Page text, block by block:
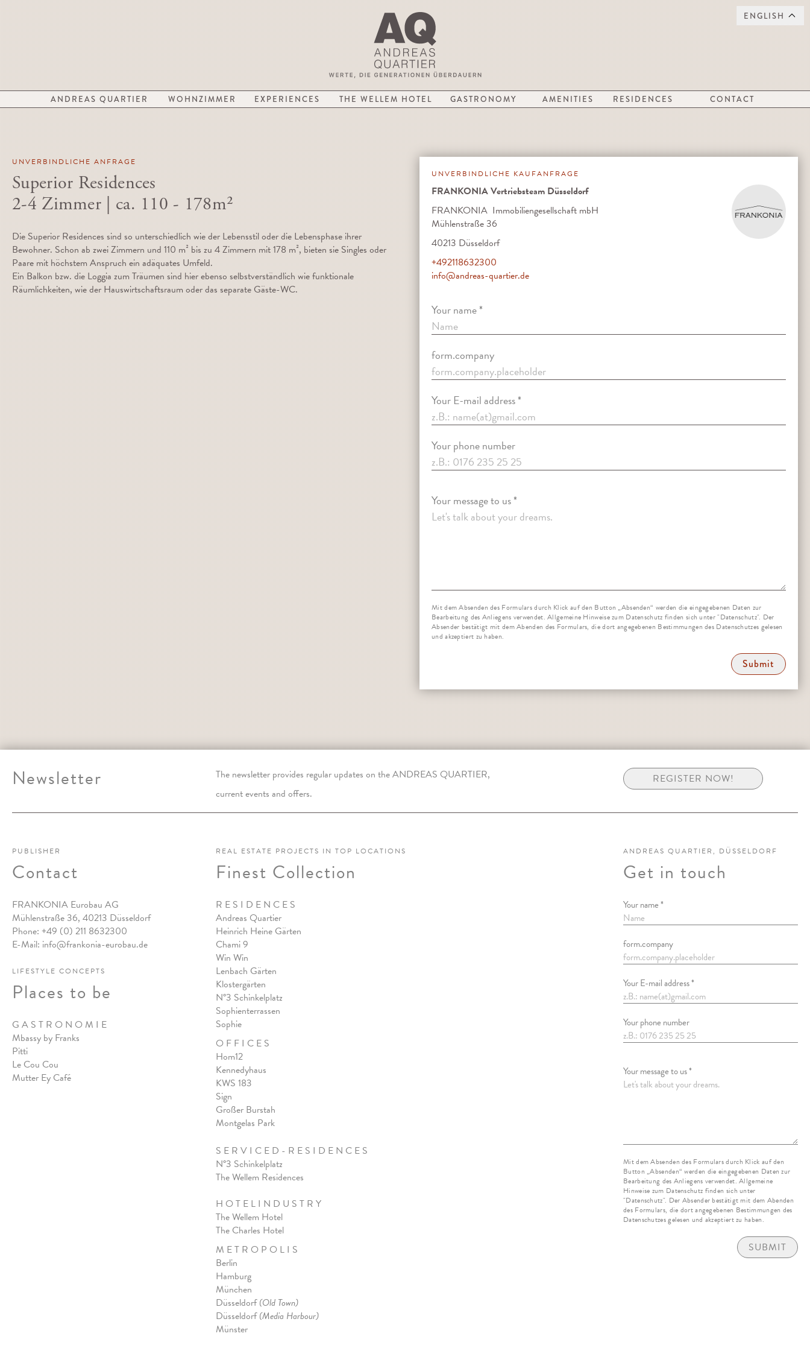
ANDREAS QUARTIER WOHNZIMMER EXPERIENCES THE WELLEM HOTEL GASTRONOMY AMENITIES RESIDENCES CONTACT
ENGLISH
UNVERBINDLICHE ANFRAGE
Superior Residences
2-4 Zimmer | ca. 110 - 178m²
Die Superior Residences sind so unterschiedlich wie der Lebensstil oder die Lebensphase ihrer
Bewohner. Schon ab zwei Zimmern und 110 m² bis zu 4 Zimmern mit 178 m², bieten sie Singles oder
Paare mit höchstem Anspruch ein adäquates Umfeld.
Ein Balkon bzw. die Loggia zum Träumen sind hier ebenso selbstverständlich wie funktionale
Räumlichkeiten, wie der Hauswirtschaftsraum oder das separate Gäste-WC.
UNVERBINDLICHE KAUFANFRAGE
FRANKONIA Vertriebsteam Düsseldorf
FRANKONIA Immobiliengesellschaft mbH
Mühlenstraße 36
40213 Düsseldorf
+492118632300
info@andreas-quartier.de
Your name *
form.company
Your E-mail address *
Your phone number
Your message to us *
Mit dem Absenden des Formulars durch Klick auf den Button „Absenden“ werden die eingegebenen Daten zur
Bearbeitung des Anliegens verwendet. Allgemeine Hinweise zum Datenschutz finden sich unter "Datenschutz". Der
Absender bestätigt mit dem Abenden des Formulars, die dort angegebenen Bestimmungen des Datenschutzes gelesen
und akzeptiert zu haben.
Submit
Newsletter
The newsletter provides regular updates on the ANDREAS QUARTIER,
current events and offers.
REGISTER NOW!
PUBLISHER
Contact
FRANKONIA Eurobau AG
Mühlenstraße 36, 40213 Düsseldorf
Phone: +49 (0) 211 8632300
E-Mail: info@frankonia-eurobau.de
LIFESTYLE CONCEPTS
Places to be
G A S T R O N O M I E
Mbassy by Franks
Pitti
Le Cou Cou
Mutter Ey Café
REAL ESTATE PROJECTS IN TOP LOCATIONS
Finest Collection
R E S I D E N C E S
Andreas Quartier
Heinrich Heine Gärten
Chami 9
Win Win
Lenbach Gärten
Klostergärten
N°3 Schinkelplatz
Sophienterrassen
Sophie
O F F I C E S
Hom12
Kennedyhaus
KWS 183
Sign
Großer Burstah
Montgelas Park
S E R V I C E D - R E S I D E N C E S
N°3 Schinkelplatz
The Wellem Residences
H O T E L I N D U S T R Y
The Wellem Hotel
The Charles Hotel
M E T R O P O L I S
Berlin
Hamburg
München
Düsseldorf(Old Town)
Düsseldorf(Media Harbour)
Münster
ANDREAS QUARTIER, DÜSSELDORF
Get in touch
Your name *
form.company
Your E-mail address *
Your phone number
Your message to us *
Mit dem Absenden des Formulars durch Klick auf den
Button „Absenden“ werden die eingegebenen Daten zur
Bearbeitung des Anliegens verwendet. Allgemeine
Hinweise zum Datenschutz finden sich unter
"Datenschutz". Der Absender bestätigt mit dem Abenden
des Formulars, die dort angegebenen Bestimmungen des
Datenschutzes gelesen und akzeptiert zu haben.
SUBMIT